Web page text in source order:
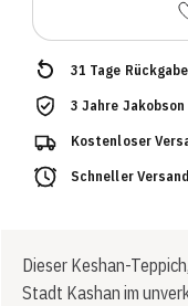
31 Tage
3 Jahre
Kostenloser
Schneller
Dieser Keshan-
Stadt Kashan im